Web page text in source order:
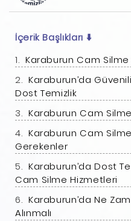
İçerik Başlıkları ⬇️
Karaburun Cam Silme
Karaburun’da
Dost Temizlik
Karaburun Cam
Karaburun Cam
Gerekenler
Karaburun’da Dost
Cam Silme Hizmetleri
Karaburun’da Ne
Alınmalı